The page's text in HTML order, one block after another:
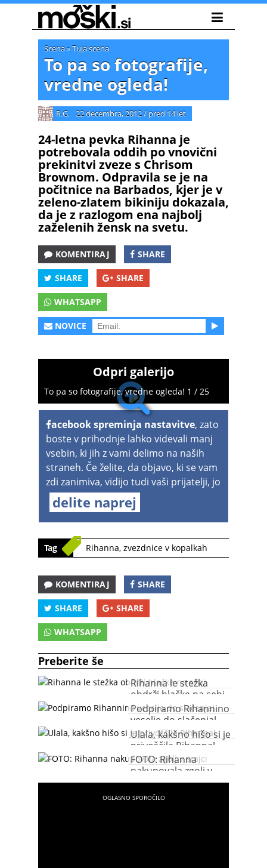
Scena»Tuja scena
To pa so fotografije,
vredne ogleda!
R.G. 22 decembra, 2012/ pred 14 let
24-letna pevka Rihanna je
potrebovala oddih po vnovični
prekinitvi zveze s Chrisom
Brownom. Odpravila se je na
počitnice na Barbados, kjer je v
zeleno-zlatem bikiniju dokazala,
da je z razlogom ena najbolj
zaželenih žensk na svetu.
KOMENTIRAJ SHARE
SHARE SHARE
WHATSAPP
NOVICE
Odpri galerijo
To pa so fotografije, vredne ogleda! 1 / 25
acebook spreminja nastavitve, zato
boste v prihodnje lahko videvali manj
vsebin, ki jih z vami delimo na naših
straneh. Če želite, da objavo, ki se vam
zdi zanimiva, vidijo tudi vaši prijatelji, jo
delite naprej
Tag Rihanna, zvezdnice v kopalkah
KOMENTIRAJ SHARE
SHARE SHARE
WHATSAPP
Preberite še
Rihanna le stežka
obdrži hlačke na sebi
Podpiramo Rihannino
veselje do slačenja!
Ulala, kakšno hišo si je
privoščila Rihanna!
FOTO: Rihanna
nakupovala zgolj v
srajci